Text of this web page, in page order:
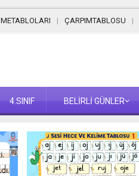
ÇARPIMTABLOSU
4.SINIF BELİRLİ GÜNLER